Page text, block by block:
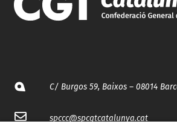
C/ Burgos 59, Baixos – 08014
spccc@spcgtcatalunya.cat